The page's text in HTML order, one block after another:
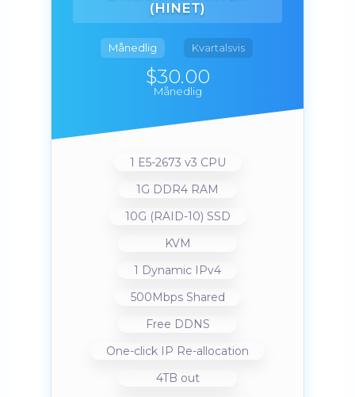
(HINET)
Månedlig Kvartalsvis
$30.00
Månedlig
1 E5-2673 v3 CPU
1G DDR4 RAM
10G (RAID-10) SSD
KVM
1 Dynamic IPv4
500Mbps Shared
Free DDNS
One-click IP Re-allocation
4TB out